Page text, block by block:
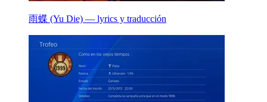
雨蝶 (Yu Die) — lyrics y traducción